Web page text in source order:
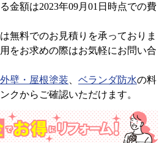
金額は2023年09月01日時点での費
無料でのお見積りを承っておりま
をお求めの際はお気軽にお問い合
外壁・屋根塗装 ベランダ防水の料
クからご確認いただけます。